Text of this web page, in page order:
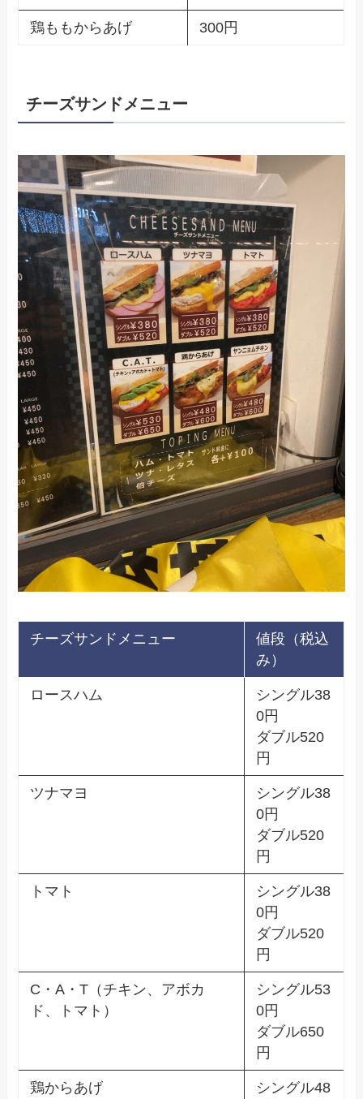
鶏ももからあげ 300円
チーズサンドメニュー
チーズサンドメニュー
値段（税込
み）
ロースハム
シングル38
0円
ダブル520
円
ツナマヨ
シングル38
0円
ダブル520
円
トマト
シングル38
0円
ダブル520
円
C・A・T（チキン、アボカ
ド、トマト）
シングル53
0円
ダブル650
円
鶏からあげ
シングル48